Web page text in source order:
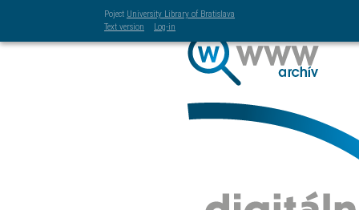
Poject University Library of Bratislava
Text version
Log-in